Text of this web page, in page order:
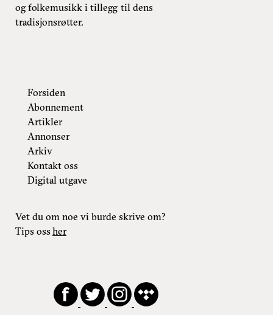
og folkemusikk i tillegg til dens
tradisjonsrøtter.
Forsiden
Abonnement
Artikler
Annonser
Arkiv
Kontakt oss
Digital utgave
Vet du om noe vi burde skrive om?
Tips ossher